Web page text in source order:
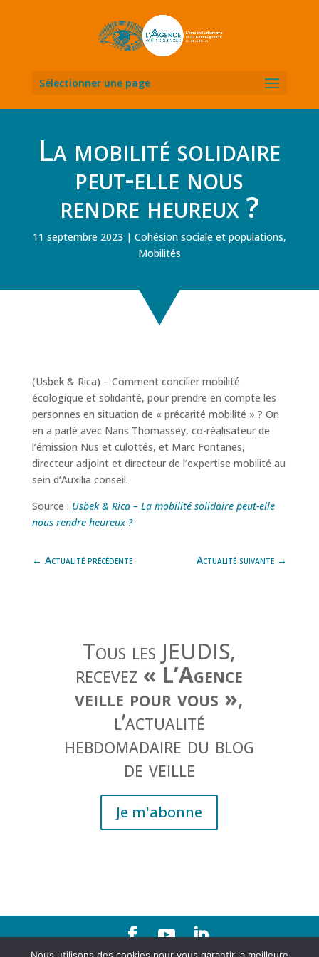
Sélectionner une page
La mobilité solidaire
peut-elle nous
rendre heureux ?
11 septembre 2023 Cohésion sociale et populations,
Mobilités
(Usbek & Rica) – Comment concilier mobilité
écologique et solidarité, pour prendre en compte les
personnes en situation de « précarité mobilité » ? On
en a parlé avec Nans Thomassey, co-réalisateur de
l’émission Nus et culottés, et Marc Fontanes,
directeur adjoint et directeur de l’expertise mobilité au
sein d’Auxilia conseil.
Source : Usbek & Rica – La mobilité solidaire peut-elle
nous rendre heureux ?
← Actualité précédente Actualité suivante →
Tous les JEUDIS,
recevez « L’Agence
veille pour vous »,
l’actualité
hebdomadaire du blog
de veille
Je m'abonne